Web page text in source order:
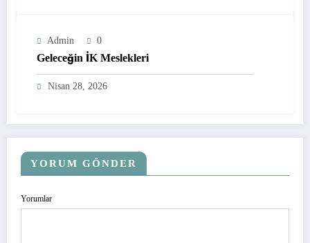
Admin 0
Geleceğin İK Meslekleri
Nisan 28, 2026
YORUM GÖNDER
Yorumlar